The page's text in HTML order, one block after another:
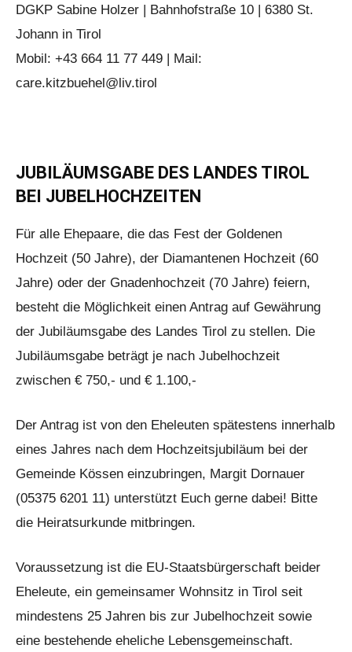
DGKP Sabine Holzer | Bahnhofstraße 10 | 6380 St.
Johann in Tirol
Mobil: +43 664 11 77 449 | Mail:
care.kitzbuehel@liv.tirol
JUBILÄUMSGABE DES LANDES TIROL
BEI JUBELHOCHZEITEN
Für alle Ehepaare, die das Fest der Goldenen
Hochzeit (50 Jahre), der Diamantenen Hochzeit (60
Jahre) oder der Gnadenhochzeit (70 Jahre) feiern,
besteht die Möglichkeit einen Antrag auf Gewährung
der Jubiläumsgabe des Landes Tirol zu stellen. Die
Jubiläumsgabe beträgt je nach Jubelhochzeit
zwischen € 750,- und € 1.100,-
Der Antrag ist von den Eheleuten spätestens innerhalb
eines Jahres nach dem Hochzeitsjubiläum bei der
Gemeinde Kössen einzubringen, Margit Dornauer
(05375 6201 11) unterstützt Euch gerne dabei! Bitte
die Heiratsurkunde mitbringen.
Voraussetzung ist die EU-Staatsbürgerschaft beider
Eheleute, ein gemeinsamer Wohnsitz in Tirol seit
mindestens 25 Jahren bis zur Jubelhochzeit sowie
eine bestehende eheliche Lebensgemeinschaft.